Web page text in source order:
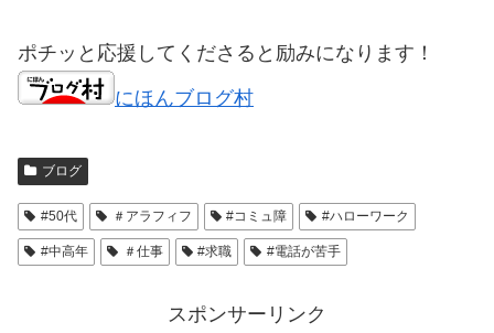
ポチッと応援してくださると励みになります！
にほんブログ村
ブログ
#50代 ＃アラフィフ #コミュ障 #ハローワーク
#中高年 ＃仕事 #求職 #電話が苦手
スポンサーリンク